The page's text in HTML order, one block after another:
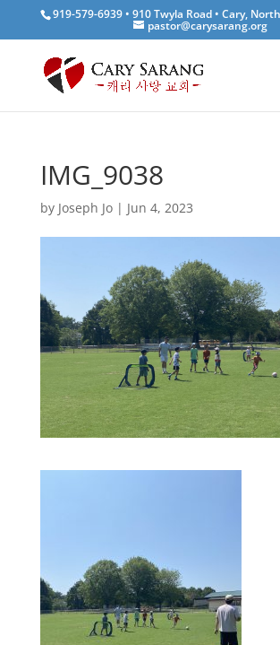
919-579-6939 • 910 Twyla Road • Cary,
pastor@carysarang.org
IMG_9038
by Joseph Jo| Jun 4, 2023